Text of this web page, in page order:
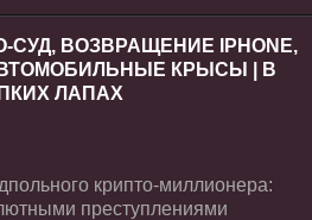
СУД, ВОЗВРАЩЕНИЕ IPHONE,
КРЫСЫ | В
ЛАПАХ
крипто-миллионера:
преступлениями